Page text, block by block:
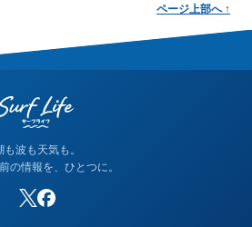
計算方式によって、境界にあたる日
サイトが別の方式を使っている可能性
ページ上部へ ↑
も波も天気も。
の情報を、ひとつに。